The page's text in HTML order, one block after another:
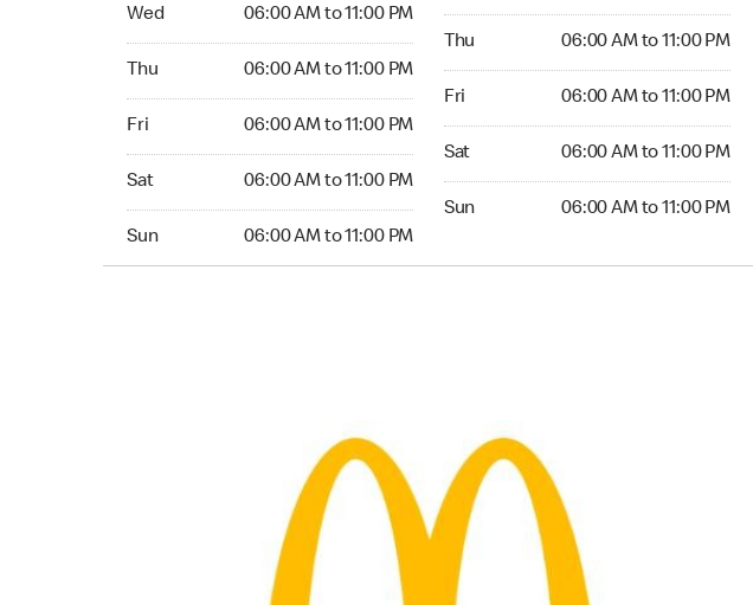
Wed 06:00 AM to 11:00 PM
Thu 06:00 AM to 11:00 PM
Fri 06:00 AM to 11:00 PM
Sat 06:00 AM to 11:00 PM
Sun 06:00 AM to 11:00 PM
Thu 06:00 AM to 11:00 PM
Fri 06:00 AM to 11:00 PM
Sat 06:00 AM to 11:00 PM
Sun 06:00 AM to 11:00 PM